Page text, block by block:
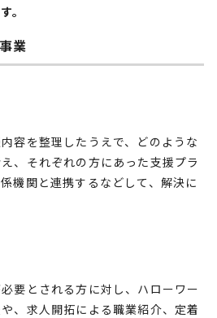
。
業
容を整理したうえで、どのような
、それぞれの方にあった支援プラ
機関と連携するなどして、解決に
要とされる方に対し、ハローワー
、求人開拓による職業紹介、定着